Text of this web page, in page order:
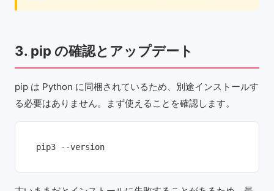
3. pip の確認とアップデート
pip は Python に同梱されているため、別途インストールす
る必要はありません。まず使えることを確認します。
pip3 --version